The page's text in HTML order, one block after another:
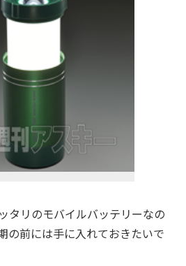
タリのモバイルバッテリーなの
の前には手に入れておきたいで